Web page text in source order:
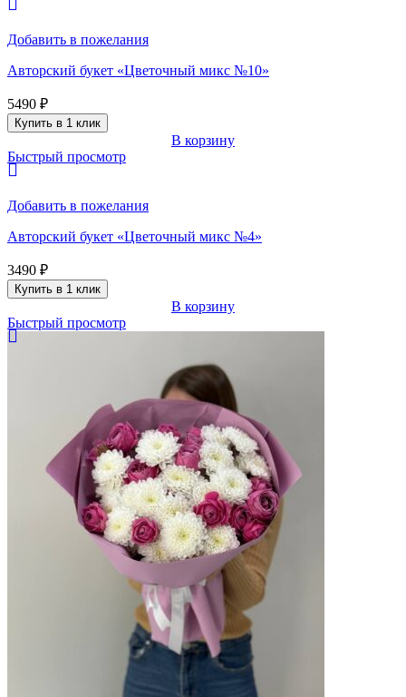
Добавить в пожелания
Авторский букет «Цветочный микс №10»
5490 ₽
Купить в 1 клик
В корзину
Быстрый просмотр
Добавить в пожелания
Авторский букет «Цветочный микс №4»
3490 ₽
Купить в 1 клик
В корзину
Быстрый просмотр